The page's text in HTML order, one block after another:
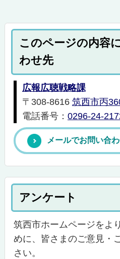
このページの内容
わせ先
広報広聴戦略課
〒308-8616 筑西市丙
電話番号： 0296-24-
メールでお問い合
アンケート
筑西市ホームページをよ
めに、皆さまのご意見・
さい。